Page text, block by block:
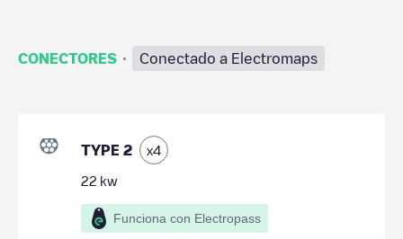
CONECTORES · Conectado a Electromaps
TYPE 2 x4
22 kw
Funciona con Electropass